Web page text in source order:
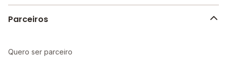
Parceiros
Quero ser parceiro